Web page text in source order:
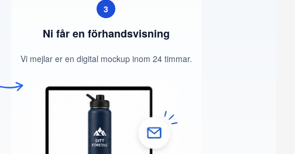
3
Ni får en förhandsvisning
Vi mejlar er en digital mockup inom 24 timmar.